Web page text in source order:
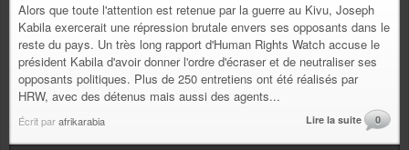
Alors que toute l'attention est retenue par la guerre au Kivu, Joseph
Kabila exercerait une répression brutale envers ses opposants dans le
reste du pays. Un très long rapport d'Human Rights Watch accuse le
président Kabila d'avoir donner l'ordre d'écraser et de neutraliser ses
opposants politiques. Plus de 250 entretiens ont été réalisés par
HRW, avec des détenus mais aussi des agents...
Écrit parafrikarabia Lire la suite 0